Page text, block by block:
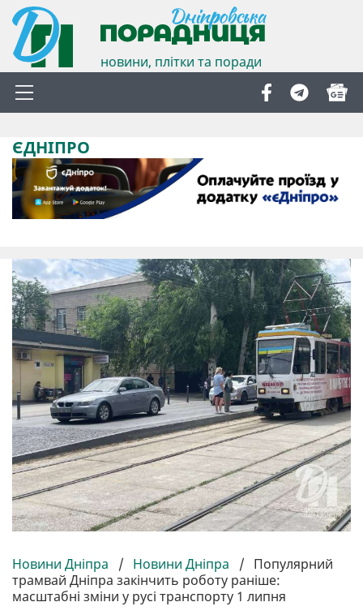
новини, плітки та поради
ЄДНІПРО
Новини Дніпра / Новини Дніпра / Популярний
трамвай Дніпра закінчить роботу раніше:
масштабні зміни у русі транспорту 1 липня